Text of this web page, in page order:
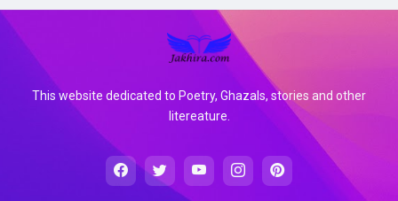
This website dedicated to Poetry, Ghazals, stories and other
litereature.